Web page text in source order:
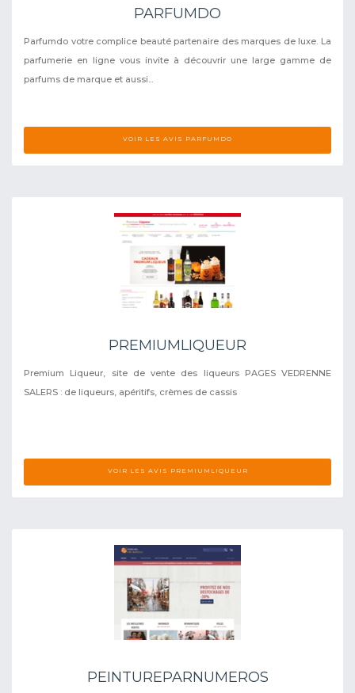
PARFUMDO
Parfumdo votre complice beauté partenaire des marques de luxe. La
parfumerie en ligne vous invite à découvrir une large gamme de
parfums de marque et aussi...
VOIR LES AVIS PARFUMDO
PREMIUMLIQUEUR
Premium Liqueur, site de vente des liqueurs PAGES VEDRENNE
SALERS : de liqueurs, apéritifs, crèmes de cassis
VOIR LES AVIS PREMIUMLIQUEUR
PEINTUREPARNUMEROS